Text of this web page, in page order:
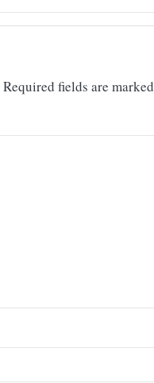
Required fields are marked